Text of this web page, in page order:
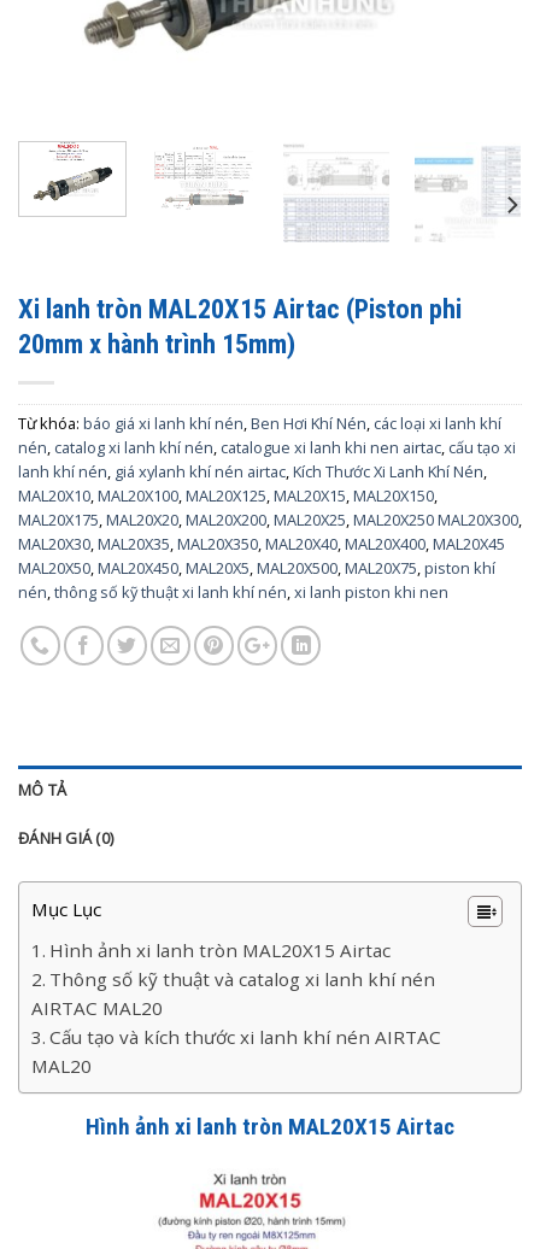
Xi lanh tròn MAL20X15 Airtac (Piston phi
20mm x hành trình 15mm)
Từ khóa: báo giá xi lanh khí nén,Ben Hơi Khí Nén, các loại xi lanh khí
nén, catalog xi lanh khí nén, catalogue xi lanh khi nen airtac, cấu tạo xi
lanh khí nén, giá xylanh khí nén airtac,Kích Thước Xi Lanh Khí Nén,
MAL20X10,MAL20X100,MAL20X125,MAL20X15,MAL20X150,
MAL20X175,MAL20X20,MAL20X200,MAL20X25,MAL20X250 MAL20X300,
MAL20X30,MAL20X35,MAL20X350,MAL20X40,MAL20X400,MAL20X45
MAL20X50,MAL20X450,MAL20X5,MAL20X500,MAL20X75,piston khí
nén,thông số kỹ thuật xi lanh khí nén,xi lanh piston khi nen
MÔ TẢ
ĐÁNH GIÁ (0)
Mục Lục
Hình ảnh xi lanh tròn MAL20X15 Airtac
Thông số kỹ thuật và catalog xi lanh khí nén
AIRTAC MAL20
Cấu tạo và kích thước xi lanh khí nén AIRTAC
MAL20
Hình ảnh xi lanh tròn MAL20X15 Airtac